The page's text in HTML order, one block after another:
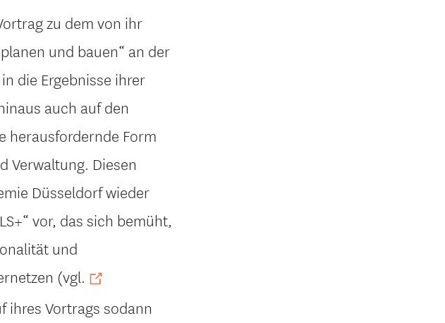
zu dem von ihr
und bauen“ an der
die Ergebnisse ihrer
auch auf den
herausfordernde Form
Verwaltung. Diesen
Düsseldorf wieder
vor, das sich bemüht,
und
(vgl.
ihres Vortrags sodann